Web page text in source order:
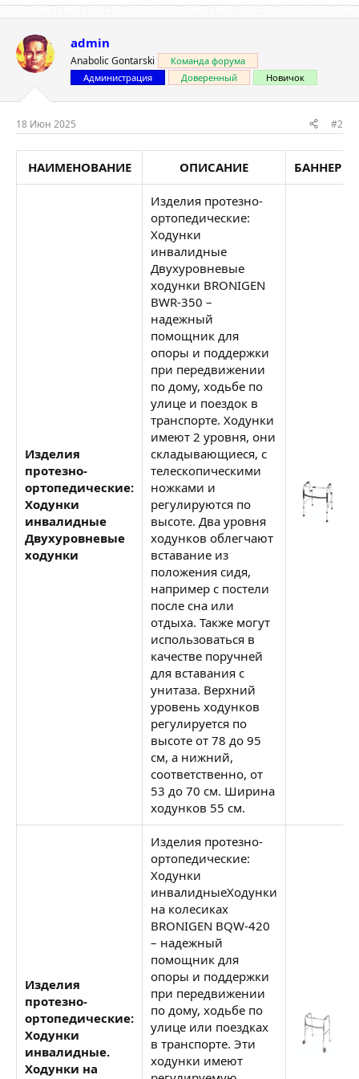
admin
Anabolic Gontarski
Команда форума
Администрация
Доверенный Новичок
18 Июн 2025 #2
НАИМЕНОВАНИЕ ОПИСАНИЕ БАННЕР
Изделия
протезно-
ортопедические:
Ходунки
инвалидные
Двухуровневые
ходунки
Изделия протезно-
ортопедические:
Ходунки
инвалидные
Двухуровневые
ходунки BRONIGEN
BWR-350 –
надежный
помощник для
опоры и поддержки
при передвижении
по дому, ходьбе по
улице и поездок в
транспорте. Ходунки
имеют 2 уровня, они
складывающиеся, с
телескопическими
ножками и
регулируются по
высоте. Два уровня
ходунков облегчают
вставание из
положения сидя,
например с постели
после сна или
отдыха. Также могут
использоваться в
качестве поручней
для вставания с
унитаза. Верхний
уровень ходунков
регулируется по
высоте от 78 до 95
см, а нижний,
соответственно, от
53 до 70 см. Ширина
ходунков 55 см.
Изделия
протезно-
ортопедические:
Ходунки
инвалидные.
Ходунки на
Изделия протезно-
ортопедические:
Ходунки
инвалидныеХодунки
на колесиках
BRONIGEN BQW-420
– надежный
помощник для
опоры и поддержки
при передвижении
по дому, ходьбе по
улице или поездках
в транспорте. Эти
ходунки имеют